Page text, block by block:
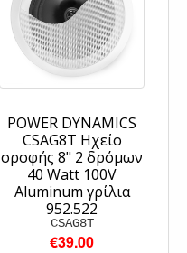
POWER DYNAMICS
CSAG8T Ηχείο
οροφής 8" 2 δρόμων
40 Watt 100V
Aluminum γρίλια
952.522
CSAG8T
€39.00